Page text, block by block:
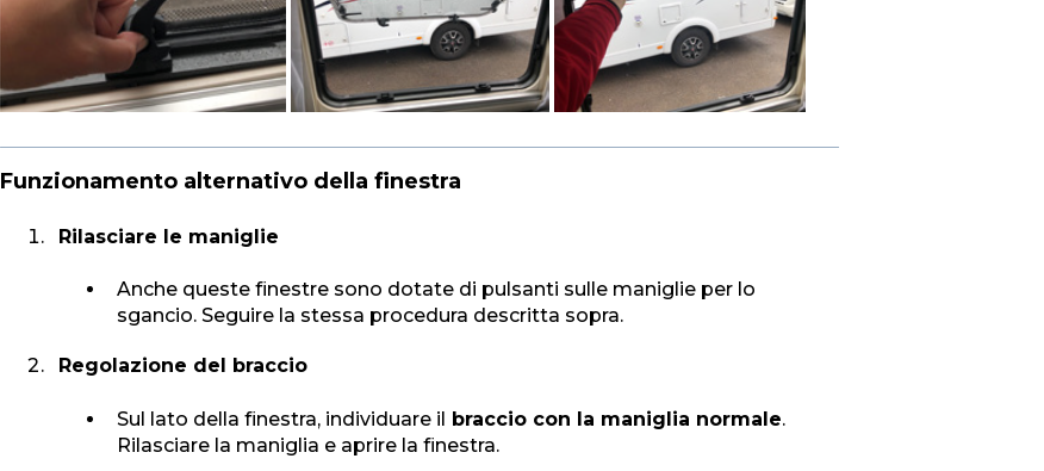
Funzionamento alternativo della finestra
Rilasciare le maniglie
Anche queste finestre sono dotate di pulsanti sulle maniglie per lo
sgancio. Seguire la stessa procedura descritta sopra.
Regolazione del braccio
Sul lato della finestra, individuare il braccio con la maniglia normale.
Rilasciare la maniglia e aprire la finestra.